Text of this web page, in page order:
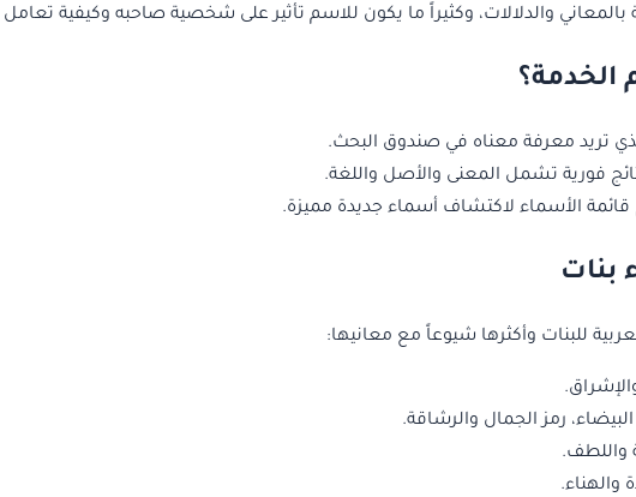
بالمعاني والدلالات، وكثيراً ما يكون للاسم تأثير على شخصية صاحبه وكيفية
تريد معرفة معناه في صندوق البحث.
فورية تشمل المعنى والأصل واللغة.
الأسماء لاكتشاف أسماء جديدة مميزة.
بنات
للبنات وأكثرها شيوعاً مع معانيها:
البيضاء، رمز الجمال والرشاقة.
واللطف.
والهناء.